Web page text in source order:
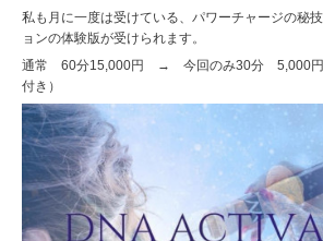
私も月に一度は受けている、パワーチャージの秘
ョンの体験版が受けられます。
通常 60分15,000円 → 今回のみ30分 5,000円
付き）